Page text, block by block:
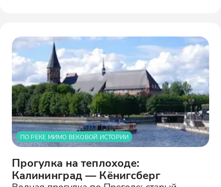
ПО РЕКЕ МИМО ВЕКОВОЙ ИСТОРИИ
Прогулка на теплоходе:
Калининград — Кёнигсберг